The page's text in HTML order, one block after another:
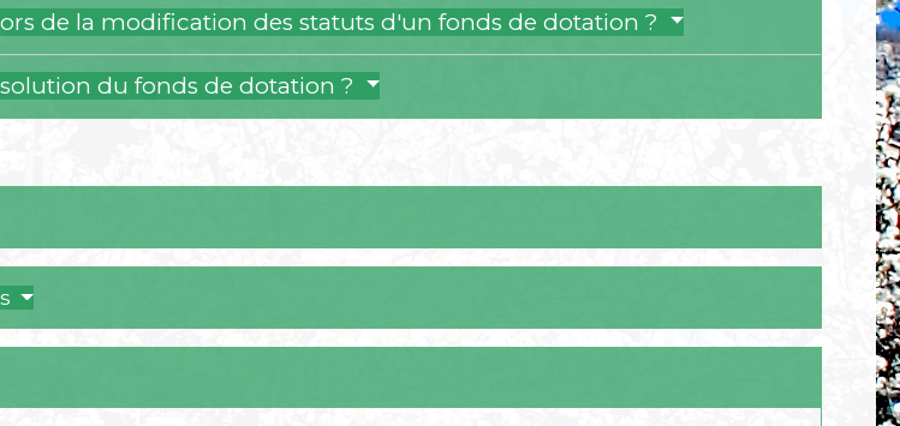
de la modification des statuts d'un fonds de dotation ?
du fonds de dotation ?